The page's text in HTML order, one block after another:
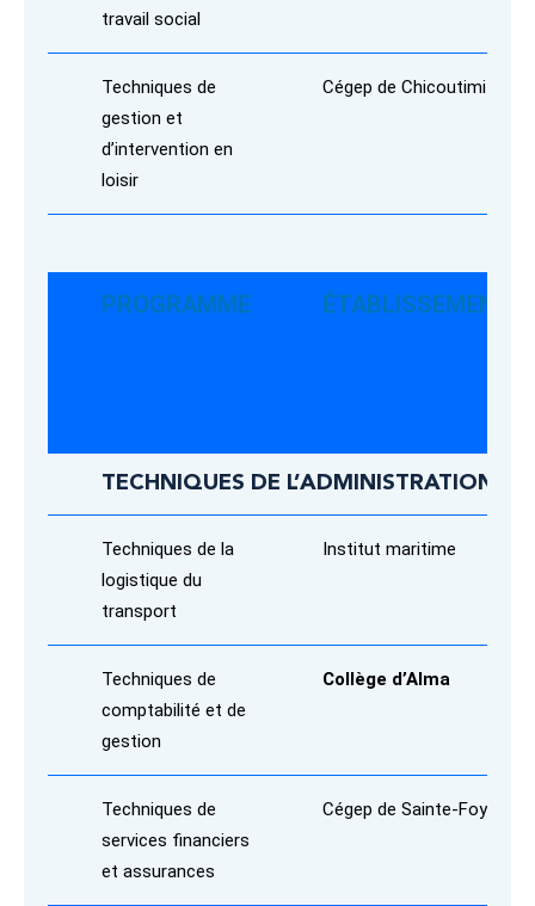
travail social
Techniques de
gestion et
d’intervention en
loisir
Cégep de Chicoutimi
PROGRAMME ÉTABLISSEMENT
TECHNIQUES DE L’ADMINISTRATION
Techniques de la
logistique du
transport
Institut maritime
Techniques de
comptabilité et de
gestion
Collège d’Alma
Techniques de
services financiers
et assurances
Cégep de Sainte-Foy